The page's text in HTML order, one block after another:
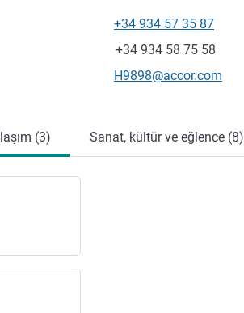
Telefon
+34 934 57 35 87
Faks
+34 934 58 75 58
İletişim için e-posta
H9898@accor.com
(3) Sanat, kültür ve eğlence (8)